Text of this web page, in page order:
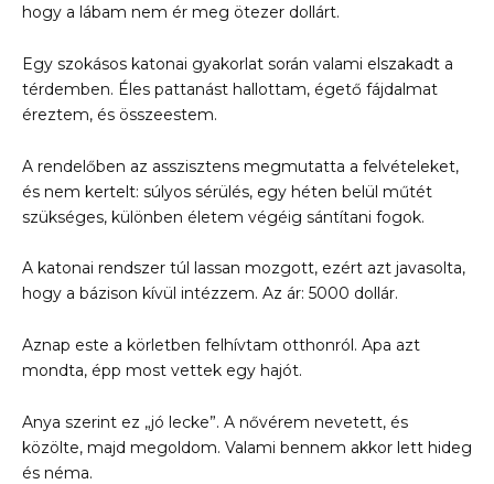
hogy a lábam nem ér meg ötezer dollárt.
Egy szokásos katonai gyakorlat során valami elszakadt a
térdemben. Éles pattanást hallottam, égető fájdalmat
éreztem, és összeestem.
A rendelőben az asszisztens megmutatta a felvételeket,
és nem kertelt: súlyos sérülés, egy héten belül műtét
szükséges, különben életem végéig sántítani fogok.
A katonai rendszer túl lassan mozgott, ezért azt javasolta,
hogy a bázison kívül intézzem. Az ár: 5000 dollár.
Aznap este a körletben felhívtam otthonról. Apa azt
mondta, épp most vettek egy hajót.
Anya szerint ez „jó lecke”. A nővérem nevetett, és
közölte, majd megoldom. Valami bennem akkor lett hideg
és néma.